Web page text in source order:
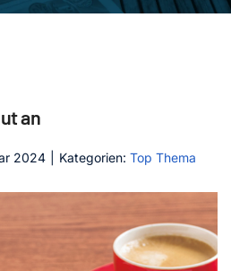
an
2024 Kategorien: Top Thema